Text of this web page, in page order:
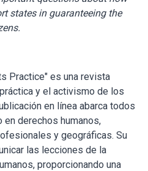
states in guaranteeing the
Practice" es una revista
y el activismo de los
en línea abarca todos
derechos humanos,
y geográficas. Su
las lecciones de la
proporcionando una